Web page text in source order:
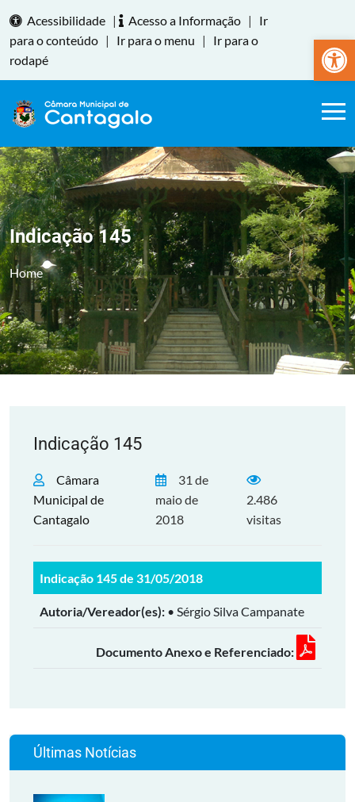
Abrir
Acessibilidade | Acesso a Informação |
Ir
para o conteúdo | Ir para o menu |
Ir para o
rodapé
Indicação 145
Home
Indicação 145
Câmara
Municipal de
Cantagalo
31 de
maio de
2018
2.486
visitas
Indicação 145 de 31/05/2018
Autoria/Vereador(es): • Sérgio Silva Campanate
Documento Anexo e Referenciado:
Últimas Notícias